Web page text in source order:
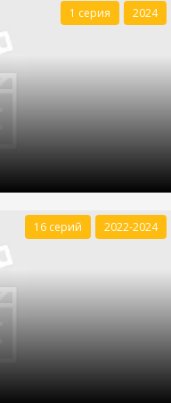
1 серия 2024
16 серий 2022-2024